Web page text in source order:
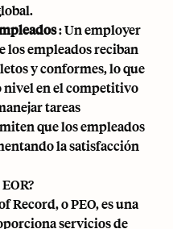
: Un employer
los empleados reciban
y conformes, lo que
nivel en el competitivo
tareas
que los empleados
la satisfacción
Record, o PEO, es una
servicios de